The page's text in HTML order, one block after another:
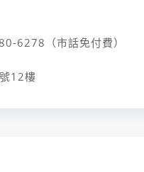
6278（市話免付費）
12樓